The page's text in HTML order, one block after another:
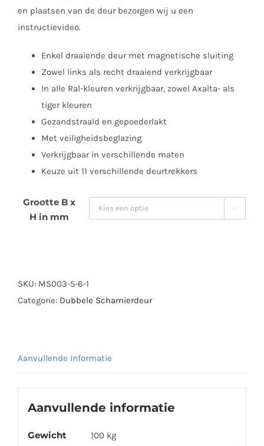
en plaatsen van de deur bezorgen wij u een
instructievideo.
Enkel draaiende deur met magnetische sluiting
Zowel links als recht draaiend verkrijgbaar
In alle Ral-kleuren verkrijgbaar, zowel Axalta- als
tiger kleuren
Gezandstraald en gepoederlakt
Met veiligheidsbeglazing
Verkrijgbaar in verschillende maten
Keuze uit 11 verschillende deurtrekkers
Grootte B x
H in mm

SKU: MS003-5-6-1
Categorie: Dubbele Scharnierdeur
Aanvullende informatie
Aanvullende informatie
Gewicht 100 kg